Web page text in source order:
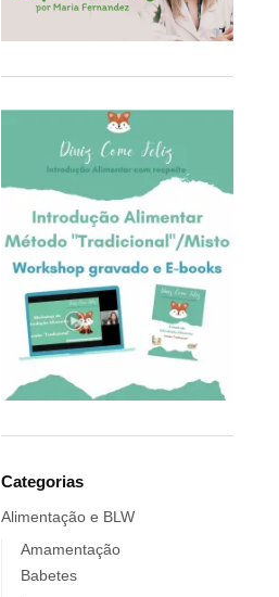
Cubbies
Delphin
DoddleBags
Doidy Cup®
EBULOBO
ECO Brotbox
eco rascals
Educa
Ego Editora
Eigenart
El Saquitos de la Salud
Elobra KIDS
Everyday Baby
Categorias
Alimentação e BLW
Amamentação
Babetes